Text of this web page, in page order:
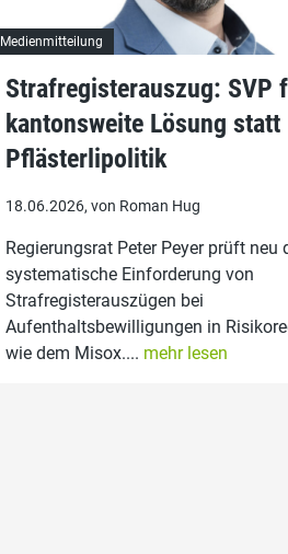
Medienmitteilung
Strafregisterauszug: SVP
kantonsweite Lösung statt
Pflästerlipolitik
18.06.2026, von Roman Hug
Regierungsrat Peter Peyer prüft neu
systematische Einforderung von
Strafregisterauszügen bei
Aufenthaltsbewilligungen in
wie dem Misox.... mehr lesen